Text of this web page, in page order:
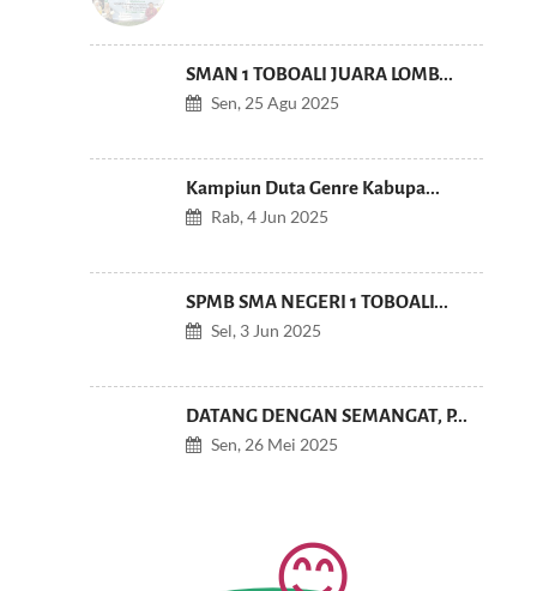
SMAN 1 TOBOALI JUARA LOMB...
Sen, 25 Agu 2025
Kampiun Duta Genre Kabupa...
Rab, 4 Jun 2025
SPMB SMA NEGERI 1 TOBOALI...
Sel, 3 Jun 2025
DATANG DENGAN SEMANGAT, P...
Sen, 26 Mei 2025